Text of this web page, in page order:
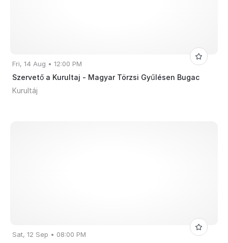
Fri, 14 Aug • 12:00 PM
Szervető a Kurultaj - Magyar Törzsi Gyűlésen Bugac
Kurultáj
Sat, 12 Sep • 08:00 PM